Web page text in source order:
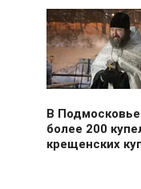
В
более 200
крещенских